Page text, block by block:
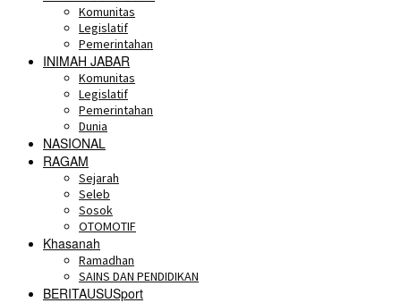
Komunitas
Legislatif
Pemerintahan
INIMAH JABAR
Komunitas
Legislatif
Pemerintahan
Dunia
NASIONAL
RAGAM
Sejarah
Seleb
Sosok
OTOMOTIF
Khasanah
Ramadhan
SAINS DAN PENDIDIKAN
BERITAUSUSport